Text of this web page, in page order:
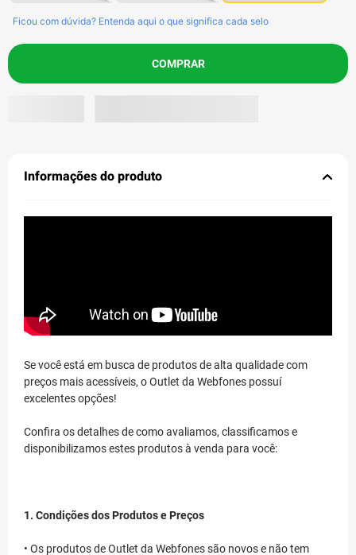
Ficou com dúvida? Entenda aqui o que significa cada selo
COMPRAR
Informações do produto
Se você está em busca de produtos de alta qualidade com
preços mais acessíveis, o Outlet da Webfones possuí
excelentes opções!
Confira os detalhes de como avaliamos, classificamos e
disponibilizamos estes produtos à venda para você:
1. Condições dos Produtos e Preços
• Os produtos de Outlet da Webfones são novos e não tem